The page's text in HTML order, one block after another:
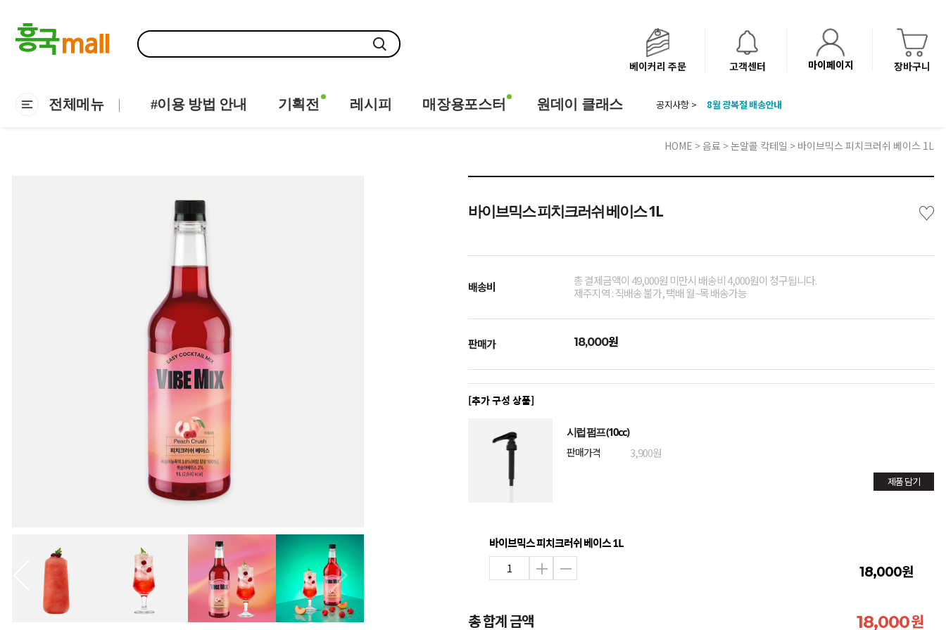
베이커리 주문 고객센터 마이페이지 장바구니
전체메뉴 #이용 방법 안내 기획전 레시피 매장용포스터 원데이 클래스 공지사항 >
8월 광복절 배송안내
HOME >음료 >논알콜 칵테일 > 바이브믹스 피치크러쉬 베이스 1L
바이브믹스 피치크러쉬 베이스 1L ♡
배송비
총 결제금액이 49,000원 미만시 배송비 4,000원이 청구됩니다.
제주지역 : 직배송 불가, 택배 월~목 배송가능
판매가 18,000원
[추가 구성 상품]
시럽 펌프 (10cc)
판매가격
3,900원
제품 담기
바이브믹스 피치크러쉬 베이스 1L
18,000원
총 합계 금액 18,000원